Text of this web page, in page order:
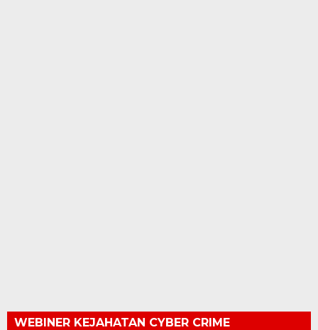
WEBINER KEJAHATAN CYBER CRIME